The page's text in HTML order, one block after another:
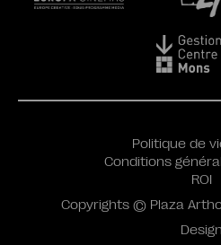
Design
Politique de
Conditions
ROI
Copyrights © Plaza